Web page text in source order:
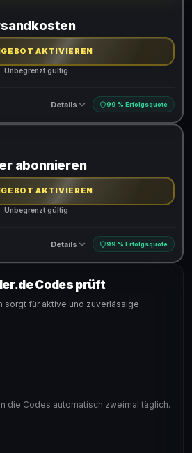
Produkte
AKTIVIEREN
Unbegrenzt gültig
Details 99 % Erfolgsquote
Produkte
abonnieren
AKTIVIEREN
Unbegrenzt gültig
Details 99 % Erfolgsquote
Produkte
Codes prüft
sorgt für aktive und zuverlässige
die Codes automatisch zweimal täglich.